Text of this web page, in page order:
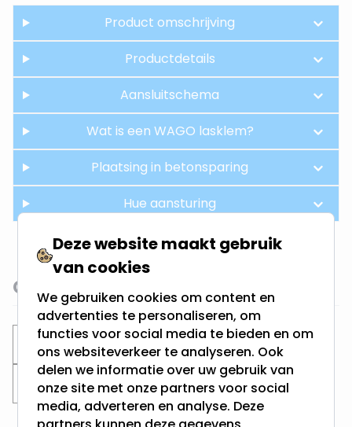
Product omschrijving
Productdetails
Aansluitschema
Wat is een WAGO lasklem?
Plaatsing in betonsparing
Hue aansturing
Gerelateerde categorieën
Inbouwspots Philips Hue inbouwspots
Zaagmaat 85MM
Deze website maakt gebruik
van cookies
We gebruiken cookies om content en
advertenties te personaliseren, om
functies voor social media te bieden en om
ons websiteverkeer te analyseren. Ook
delen we informatie over uw gebruik van
onze site met onze partners voor social
media, adverteren en analyse. Deze